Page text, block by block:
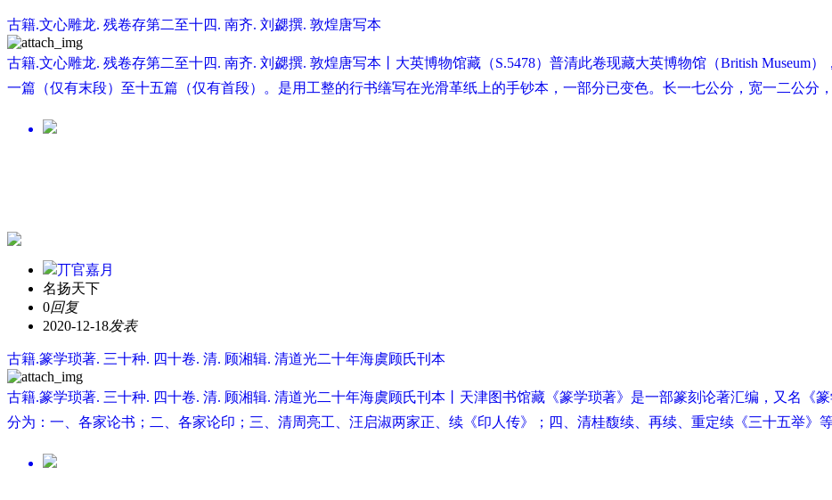
古籍.文心雕龙. 残卷存第二至十四. 南齐. 刘勰撰. 敦煌唐写本
古籍.文心雕龙. 残卷存第二至十四. 南齐. 刘勰撰. 敦煌唐写本丨大英博物馆藏（S.5478）普清此卷现藏大英博物馆（British Museum
一篇（仅有末段）至十五篇（仅有首段）。是用工整的行书缮写在光滑革纸上的手钞本，一部分已变色。长一七公分，宽一二公分
丌官嘉月
名扬天下
0回复
2020-12-18发表
古籍.篆学琐著. 三十种. 四十卷. 清. 顾湘辑. 清道光二十年海虞顾氏刊本
古籍.篆学琐著. 三十种. 四十卷. 清. 顾湘辑. 清道光二十年海虞顾氏刊本丨天津图书馆藏《篆学琐著》是一部篆刻论著汇编，又名《
分为：一、各家论书；二、各家论印；三、清周亮工、汪启淑两家正、续《印人传》；四、清桂馥续、再续、重定续《三十五举》